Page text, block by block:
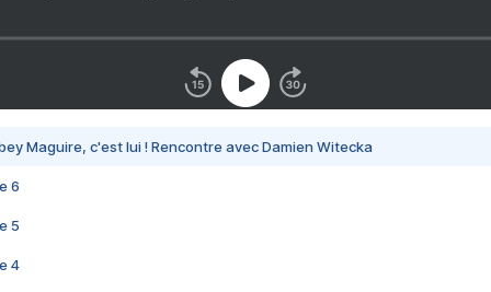
Maguire, c'est lui ! Rencontre avec Damien Witecka
6
5
4